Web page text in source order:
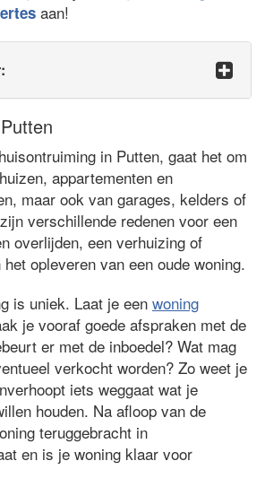
aan!
in Putten, gaat het om
appartementen en
maar ook van garages, kelders of
verschillende redenen voor een
overlijden, een verhuizing of
opleveren van een oude woning.
is uniek. Laat je een woning
je vooraf goede afspraken met de
er met de inboedel? Wat mag
verkocht worden? Zo weet je
iets weggaat wat je
houden. Na afloop van de
teruggebracht in
en is je woning klaar voor